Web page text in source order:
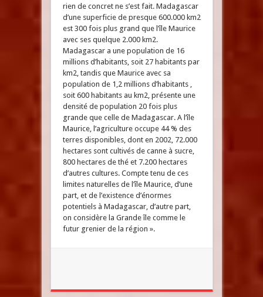
rien de concret ne s’est fait. Madagascar
d’une superficie de presque 600.000 km2
est 300 fois plus grand que l’île Maurice
avec ses quelque 2.000 km2.
Madagascar a une population de 16
millions d’habitants, soit 27 habitants par
km2, tandis que Maurice avec sa
population de 1,2 millions d’habitants ,
soit 600 habitants au km2, présente une
densité de population 20 fois plus
grande que celle de Madagascar. A l’île
Maurice, l’agriculture occupe 44 % des
terres disponibles, dont en 2002, 72.000
hectares sont cultivés de canne à sucre,
800 hectares de thé et 7.200 hectares
d’autres cultures. Compte tenu de ces
limites naturelles de l’île Maurice, d’une
part, et de l’existence d’énormes
potentiels à Madagascar, d’autre part,
on considère la Grande île comme le
futur grenier de la région ».